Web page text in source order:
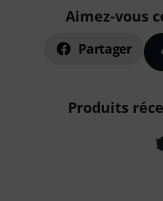
Aimez-vous
Partager
Produits